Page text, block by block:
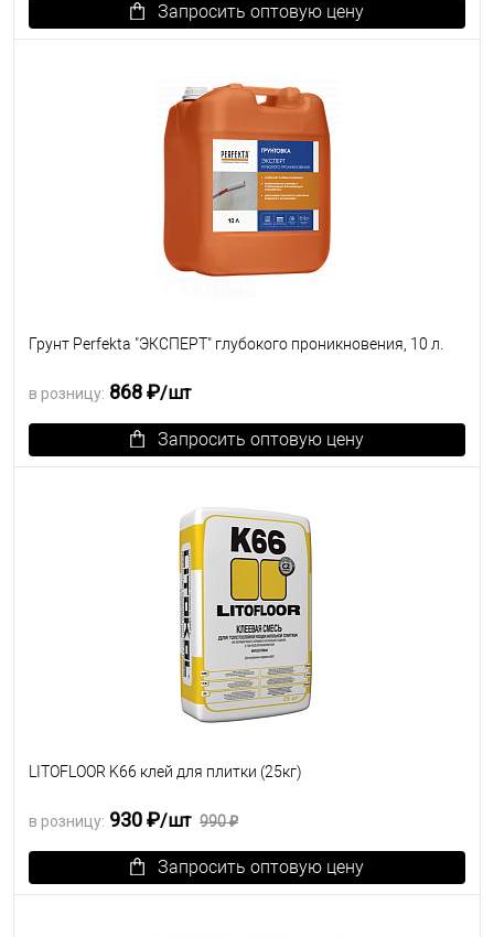
Запросить оптовую цену
Грунт Perfekta "ЭКСПЕРТ" глубокого проникновения, 10 л.
в розницу: 868 ₽/шт
Запросить оптовую цену
LITOFLOOR K66 клей для плитки (25кг)
в розницу: 930 ₽/шт 990 ₽
Запросить оптовую цену